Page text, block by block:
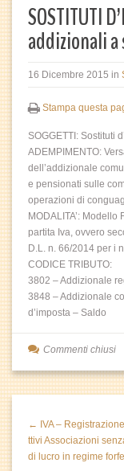
SOSTITUTI
addizionali
16 Dicembre 2015 in
Stampa questa
SOGGETTI: Sostituti
ADEMPIMENTO:
dell’addizionale
e pensionati sulle
operazioni di
MODALITA’:
partita Iva, ovvero
D.L. n. 66/2014 per i
CODICE TRIBUTO:
3802 – Addizionale
3848 – Addizionale
d’imposta – Saldo
Commenti chiusi
← IVA –
ttivi Associazioni
di lucro in regime